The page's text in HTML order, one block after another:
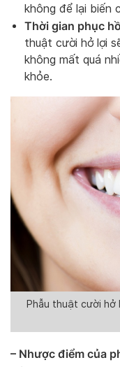
không để lại biến
Thời gian phục
thuật cười hở lợi
không mất quá
khỏe.
Phẫu thuật cười
– Nhược điểm của